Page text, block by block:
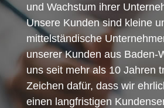
und Wachstum ihrer
Unsere Kunden sind kleine
mittelständische
unserer Kunden aus Baden-
uns seit mehr als 10 Jahren
Zeichen dafür, dass wir
einen langfristigen